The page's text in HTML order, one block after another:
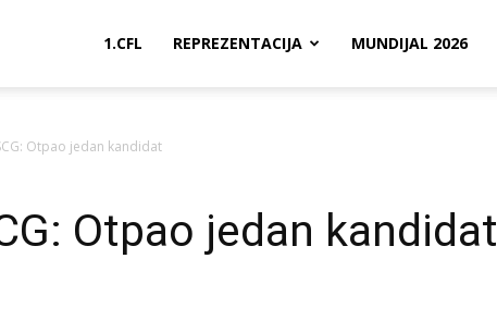
1.CFL REPREZENTACIJA MUNDIJAL 2026
Otpao jedan kandidat
Otpao jedan kandidat